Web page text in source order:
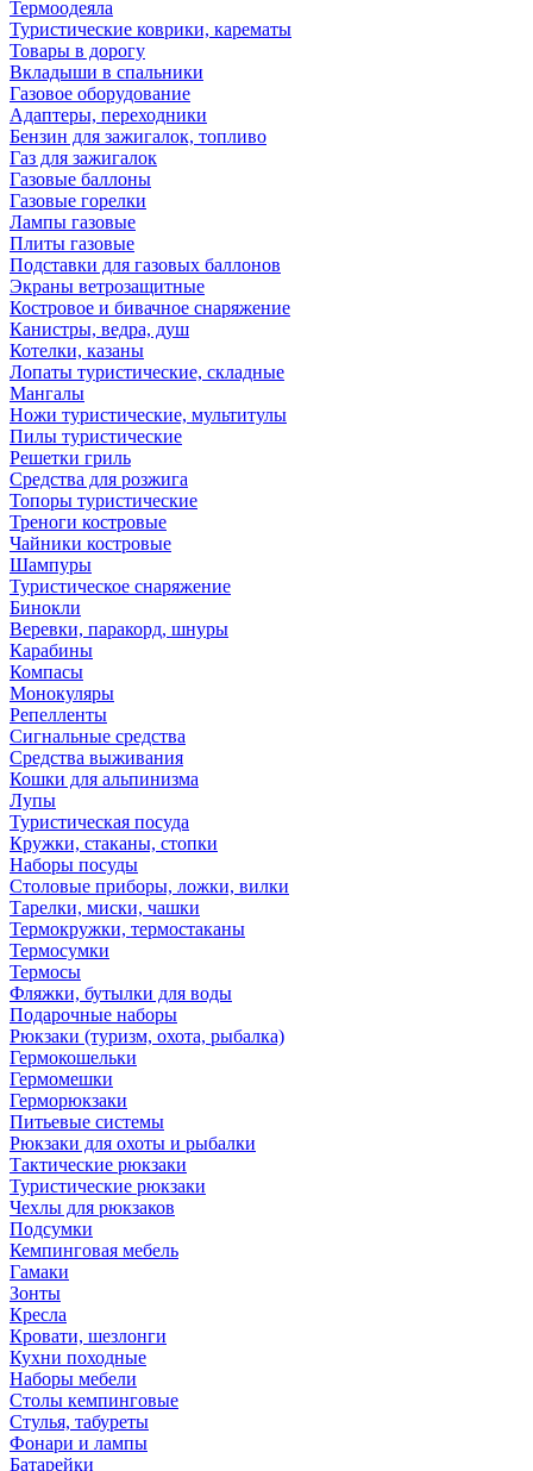
Термоодеяла
Туристические коврики, карематы
Товары в дорогу
Вкладыши в спальники
Газовое оборудование
Адаптеры, переходники
Бензин для зажигалок, топливо
Газ для зажигалок
Газовые баллоны
Газовые горелки
Лампы газовые
Плиты газовые
Подставки для газовых баллонов
Экраны ветрозащитные
Костровое и бивачное снаряжение
Канистры, ведра, душ
Котелки, казаны
Лопаты туристические, складные
Мангалы
Ножи туристические, мультитулы
Пилы туристические
Решетки гриль
Средства для розжига
Топоры туристические
Треноги костровые
Чайники костровые
Шампуры
Туристическое снаряжение
Бинокли
Веревки, паракорд, шнуры
Карабины
Компасы
Монокуляры
Репелленты
Сигнальные средства
Средства выживания
Кошки для альпинизма
Лупы
Туристическая посуда
Кружки, стаканы, стопки
Наборы посуды
Столовые приборы, ложки, вилки
Тарелки, миски, чашки
Термокружки, термостаканы
Термосумки
Термосы
Фляжки, бутылки для воды
Подарочные наборы
Рюкзаки (туризм, охота, рыбалка)
Гермокошельки
Гермомешки
Герморюкзаки
Питьевые системы
Рюкзаки для охоты и рыбалки
Тактические рюкзаки
Туристические рюкзаки
Чехлы для рюкзаков
Подсумки
Кемпинговая мебель
Гамаки
Зонты
Кресла
Кровати, шезлонги
Кухни походные
Наборы мебели
Столы кемпинговые
Стулья, табуреты
Фонари и лампы
Батарейки